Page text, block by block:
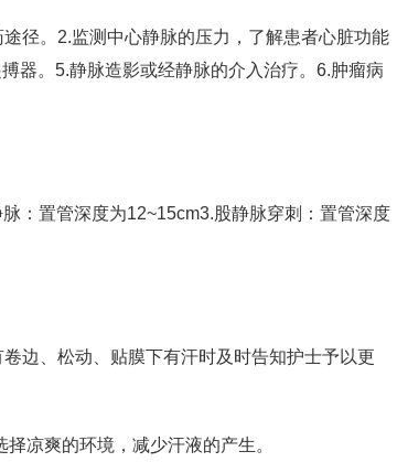
径。2.监测中心静脉的压力，了解患者心脏功能
器。5.静脉造影或经静脉的介入治疗。6.肿瘤病
：置管深度为12~15cm3.股静脉穿刺：置管深度
边、松动、贴膜下有汗时及时告知护士予以更
凉爽的环境，减少汗液的产生。